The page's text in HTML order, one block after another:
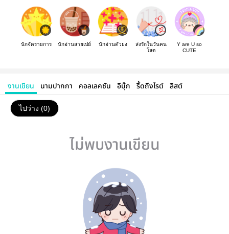
นักจัดรายการ นักอ่านสายเปย์ นักอ่านตัวยง
ส่งรักในวันคน
โสด
Y are U so
CUTE
งานเขียน นามปากกา คอลเลคชัน อีบุ๊ก รี้ดถึงไรต์ ลิสต์
ไปว่าง (0)
ไม่พบงานเขียน